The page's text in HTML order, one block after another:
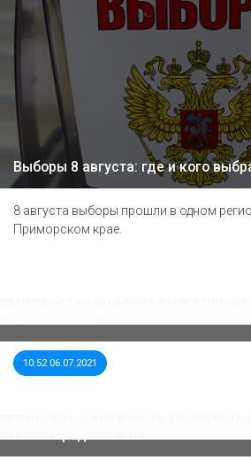
Выборы 8 августа: где и кого
8 августа выборы прошли в одном
Приморском крае.
10:52 06.07.2021